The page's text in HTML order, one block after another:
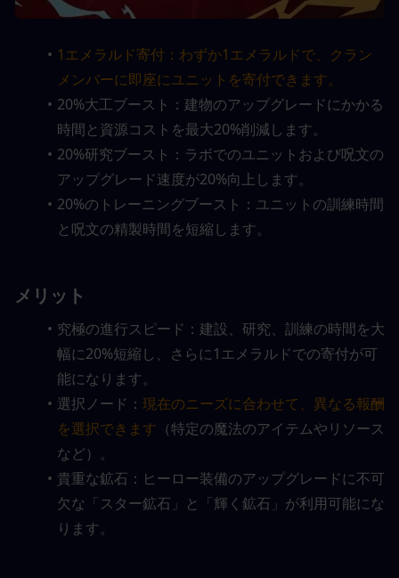
1エメラルド寄付：わずか1エメラルドで、クラン
メンバーに即座にユニットを寄付できます。
20%大工ブースト：建物のアップグレードにかかる
時間と資源コストを最大20%削減します。
20%研究ブースト：ラボでのユニットおよび呪文の
アップグレード速度が20%向上します。
20%のトレーニングブースト：ユニットの訓練時間
と呪文の精製時間を短縮します。
メリット
究極の進行スピード：建設、研究、訓練の時間を大
幅に20%短縮し、さらに1エメラルドでの寄付が可
能になります。
選択ノード： 現在のニーズに合わせて、異なる報酬
を選択できます （特定の魔法のアイテムやリソース
など）。
貴重な鉱石：ヒーロー装備のアップグレードに不可
欠な「スター鉱石」と「輝く鉱石」が利用可能にな
ります。